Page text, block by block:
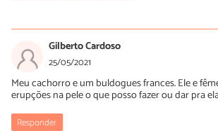
25/05/2022
De quiabo batido com água a ela!
Vera a melhora
Gilberto Cardoso
25/05/2021
Meu cachorro e um buldogues frances. Ele e
erupções na pele o que posso fazer ou dar pra
Responder